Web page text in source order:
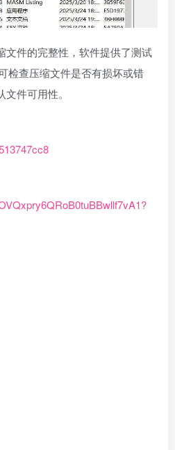
文件的完整性，软件提供了测试
检查压缩文件是否有损坏或错
件可用性。